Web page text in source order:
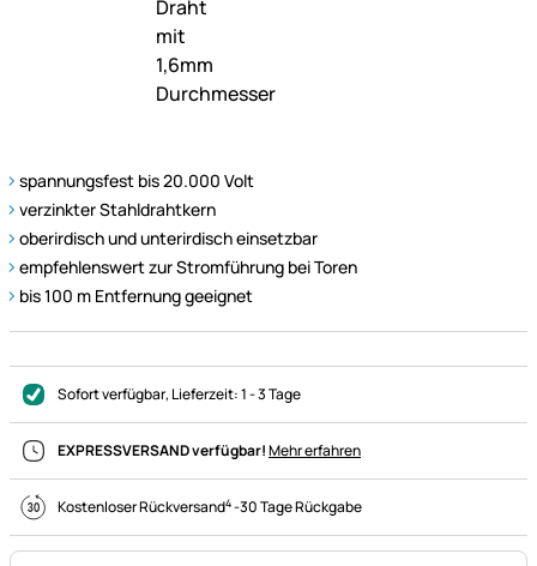
spannungsfest bis 20.000 Volt
verzinkter Stahldrahtkern
oberirdisch und unterirdisch einsetzbar
empfehlenswert zur Stromführung bei Toren
bis 100 m Entfernung geeignet
Sofort verfügbar, Lieferzeit:1 - 3 Tage
EXPRESSVERSAND verfügbar!Mehr erfahren
Kostenloser Rückversand4-30 Tage Rückgabe